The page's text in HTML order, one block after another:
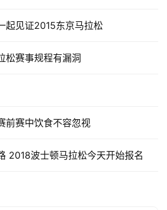
尖越野赛赛道介绍及补给策略
松全纪录（转自祝贺博客）
首位完成UTMF（环富士山越野赛）